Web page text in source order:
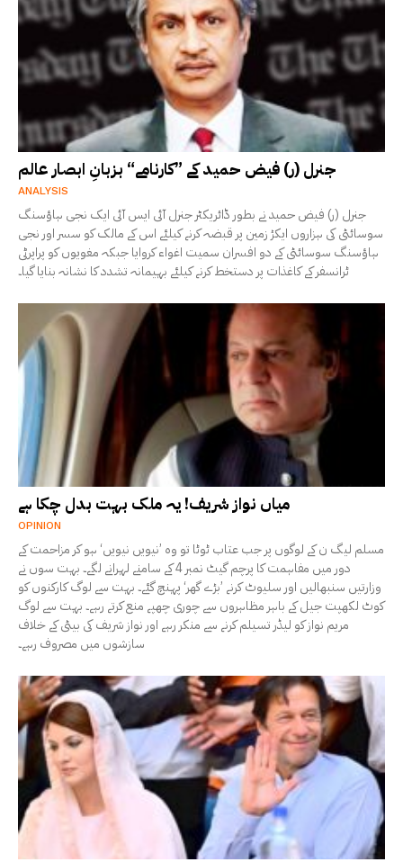
جنرل (ر) فیض حمید کے ”کارنامے“ بزبانِ ابصار عالم
ANALYSIS
جنرل (ر) فیض حمید نے بطور ڈائریکٹر جنرل آئی ایس آئی ایک نجی ہاؤسنگ
سوسائٹی کی ہزاروں ایکڑ زمین پر قبضہ کرنے کیلئے اس کے مالک کو سسر اور نجی
ہاؤسنگ سوسائٹی کے دو افسران سمیت اغواء کروایا جبکہ مغویوں کو پراپرٹی
ٹرانسفر کے کاغذات پر دستخط کرنے کیلئے بہیمانہ تشدد کا نشانہ بنایا گیا۔
میاں نواز شریف! یہ ملک بہت بدل چکا ہے
OPINION
مسلم لیگ ن کے لوگوں پر جب عتاب ٹوٹا تو وہ ’نیویں نیویں‘ ہو کر مزاحمت کے
دور میں مفاہمت کا پرچم گیٹ نمبر 4 کے سامنے لہرانے لگے۔ بہت سوں نے
وزارتیں سنبھالیں اور سلیوٹ کرنے ’بڑے گھر‘ پہنچ گئے۔ بہت سے لوگ کارکنوں کو
کوٹ لکھپت جیل کے باہر مظاہروں سے چوری چھپے منع کرتے رہے۔ بہت سے لوگ
مریم نواز کو لیڈر تسیلم کرنے سے منکر رہے اور نواز شریف کی بیٹی کے خلاف
سازشوں میں مصروف رہے۔